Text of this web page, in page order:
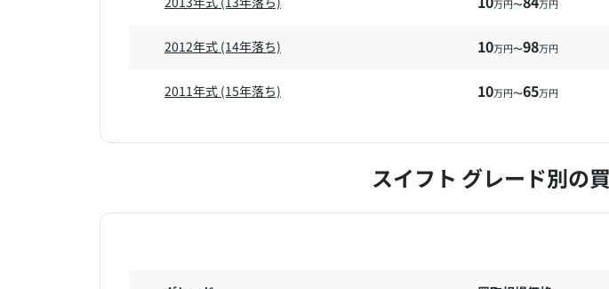
万円〜 万円
2012年式 (14年落ち) 10万円〜98万円
2011年式 (15年落ち) 10万円〜65万円
スイフト グレード別の